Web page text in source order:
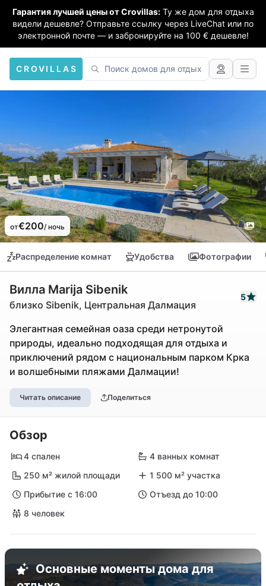
Гарантия лучшей цены от Crovillas: Ту же дом для отдыха
видели дешевле? Отправьте ссылку через LiveChat или по
электронной почте — и забронируйте на 100 € дешевле!
CROVILLAS
от€200/ ночь
Распределение комнат Удобства Фотографии
Вилла Marija Sibenik
близко Sibenik, Центральная Далмация
5
Элегантная семейная оаза среди нетронутой
природы, идеально подходящая для отдыха и
приключений рядом с национальным парком Крка
и волшебными пляжами Далмации!
Читать описание Поделиться
Обзор
4 спален
4 ванных комнат
250 м² жилой площади
1 500 м² участка
Прибытие с 16:00
Отъезд до 10:00
8 человек
Основные моменты дома для